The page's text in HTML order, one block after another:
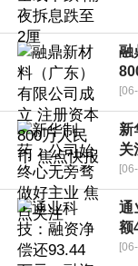
融
新
关
通
额